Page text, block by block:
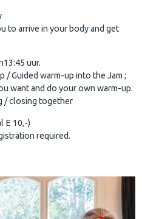
to arrive in your body and get
uur.
/ Guided warm-up into the Jam ;
want and do your own warm-up.
/ closing together
E 10,-)
required.